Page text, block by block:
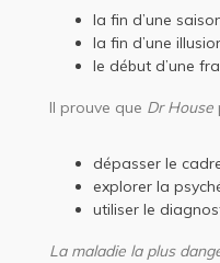
la fin d’une
la fin d’une
le début d’une
Il prouve que Dr House
dépasser le
explorer la
utiliser le
La maladie la plus